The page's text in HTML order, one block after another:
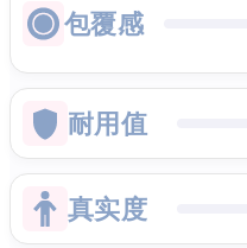
包覆感
耐用值
真实度